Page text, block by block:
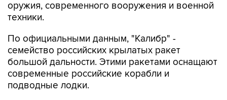
оружия, современного вооружения и военной
техники.
По официальными данным, "Калибр" -
семейство российских крылатых ракет
большой дальности. Этими ракетами оснащают
современные российские корабли и
подводные лодки.